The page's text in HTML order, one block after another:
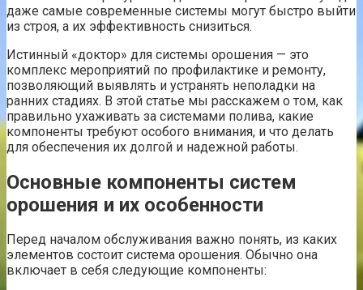
даже самые современные системы могут быстро выйти
из строя, а их эффективность снизиться.
Истинный «доктор» для системы орошения — это
комплекс мероприятий по профилактике и ремонту,
позволяющий выявлять и устранять неполадки на
ранних стадиях. В этой статье мы расскажем о том, как
правильно ухаживать за системами полива, какие
компоненты требуют особого внимания, и что делать
для обеспечения их долгой и надежной работы.
Основные компоненты систем
орошения и их особенности
Перед началом обслуживания важно понять, из каких
элементов состоит система орошения. Обычно она
включает в себя следующие компоненты: